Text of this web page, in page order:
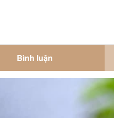
Bình luận